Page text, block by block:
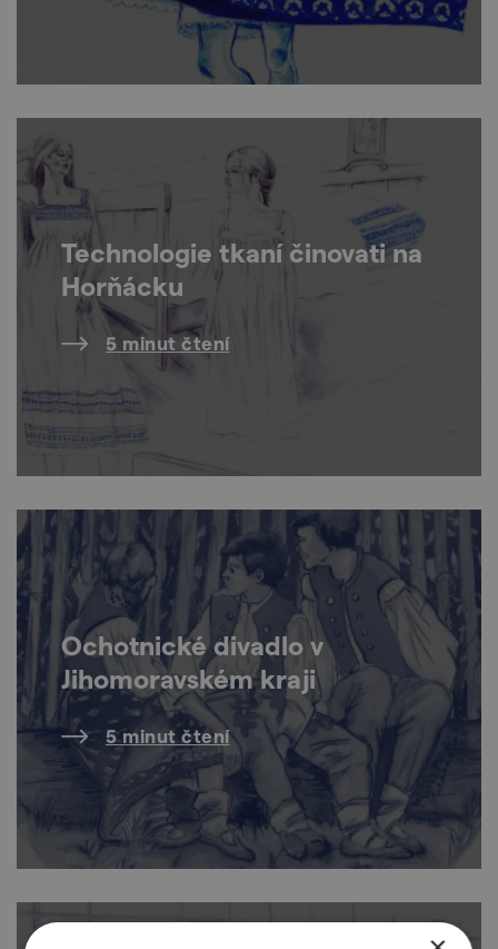
Technologie tkaní činovati na
Horňácku
5 minut čtení
Ochotnické divadlo v
Jihomoravském kraji
5 minut čtení